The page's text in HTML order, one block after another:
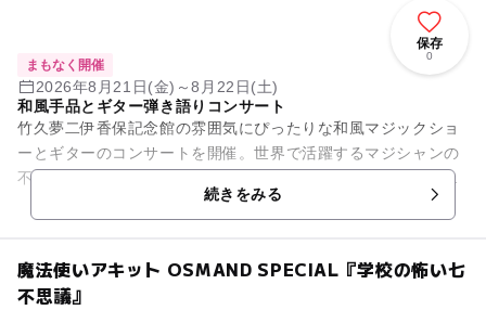
保存
0
まもなく開催
2026年8月21日(金)～8月22日(土)
和風手品とギター弾き語りコンサート
竹久夢二伊香保記念館の雰囲気にぴったりな和風マジックショ
ーとギターのコンサートを開催。世界で活躍するマジシャンの
不思議な世界を楽しもう。本館「黒船館」港屋サロンにて開
続きをみる
魔法使いアキット OSMAND SPECIAL『学校の怖い七
不思議』